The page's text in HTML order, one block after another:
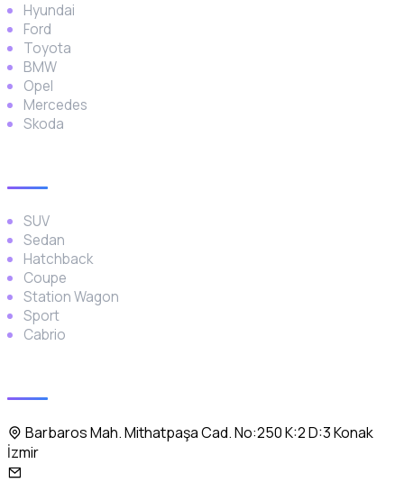
Hyundai
Ford
Toyota
BMW
Opel
Mercedes
Skoda
SUV
Sedan
Hatchback
Coupe
Station Wagon
Sport
Cabrio
Barbaros Mah. Mithatpaşa Cad. No:250 K:2 D:3 Konak
İzmir